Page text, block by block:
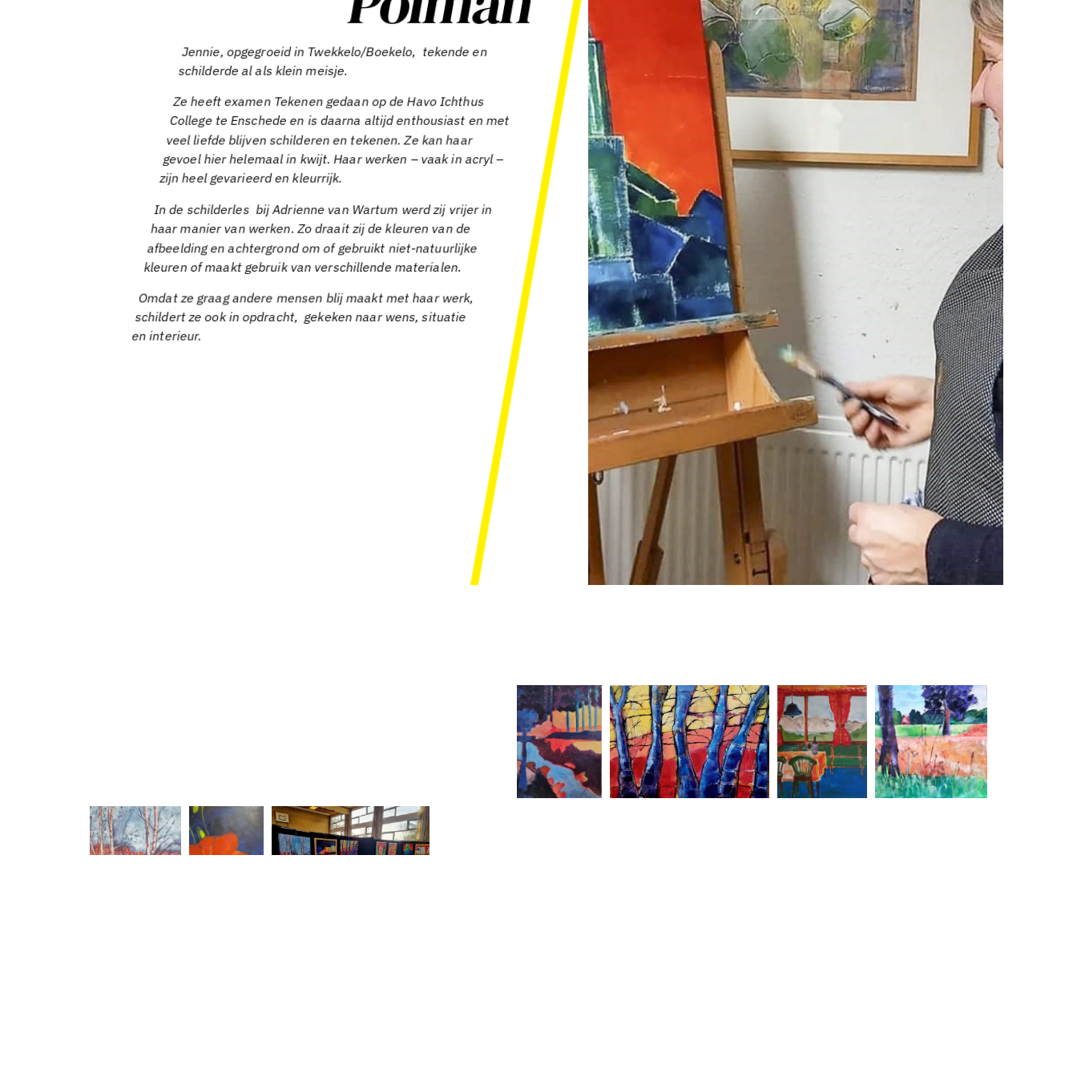
Jennie, opgegroeid in Twekkelo/Boekelo, tekende en
schilderde al als klein meisje.
Ze heeft examen Tekenen gedaan op de Havo Ichthus
College te Enschede en is daarna altijd enthousiast en met
veel liefde blijven schilderen en tekenen. Ze kan haar
gevoel hier helemaal in kwijt. Haar werken – vaak in acryl –
zijn heel gevarieerd en kleurrijk.
In de schilderles bij Adrienne van Wartum werd zij vrijer in
haar manier van werken. Zo draait zij de kleuren van de
afbeelding en achtergrond om of gebruikt niet-natuurlijke
kleuren of maakt gebruik van verschillende materialen.
Omdat ze graag andere mensen blij maakt met haar werk,
schildert ze ook in opdracht, gekeken naar wens, situatie
en interieur.